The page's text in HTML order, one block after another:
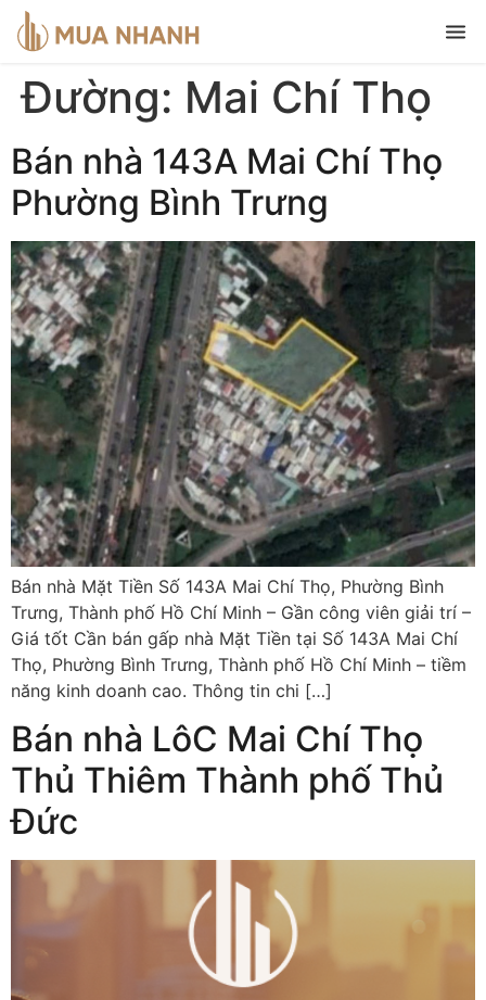
Đường: Mai Chí Thọ
Bán nhà 143A Mai Chí Thọ
Phường Bình Trưng
Bán nhà Mặt Tiền Số 143A Mai Chí Thọ, Phường Bình
Trưng, Thành phố Hồ Chí Minh – Gần công viên giải trí –
Giá tốt Cần bán gấp nhà Mặt Tiền tại Số 143A Mai Chí
Thọ, Phường Bình Trưng, Thành phố Hồ Chí Minh – tiềm
năng kinh doanh cao. Thông tin chi […]
Bán nhà LôC Mai Chí Thọ
Thủ Thiêm Thành phố Thủ
Đức